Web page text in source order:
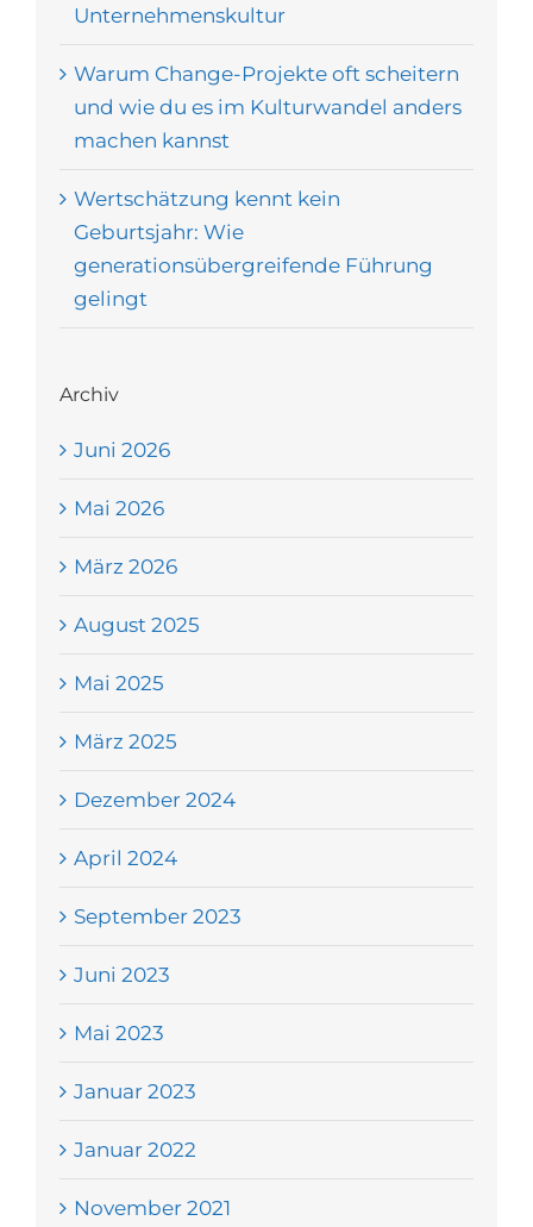
Unternehmenskultur
Warum Change-Projekte oft scheitern
und wie du es im Kulturwandel anders
machen kannst
Wertschätzung kennt kein
Geburtsjahr: Wie
generationsübergreifende Führung
gelingt
Archiv
Juni 2026
Mai 2026
März 2026
August 2025
Mai 2025
März 2025
Dezember 2024
April 2024
September 2023
Juni 2023
Mai 2023
Januar 2023
Januar 2022
November 2021